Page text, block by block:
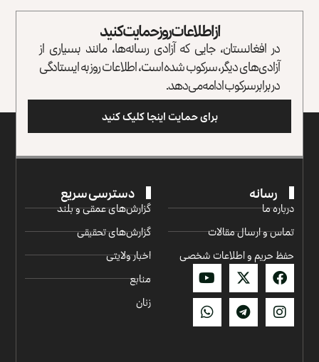
از اطلاعات روز حمایت کنید
در افغانستان، جایی که آزادی رسانه‌ها، مانند بسیاری از
آزادی‌های دیگر، سرکوب شده است، اطلاعات روز به ایستادگی
در برابر سرکوب ادامه می‌دهد.
برای حمایت اینجا کلیک کنید
رسانه
درباره ما
تماس و ارسال مقالات
حفظ حریم و اطلاعات شخصی
دسترسی سریع
گزارش‌‌های عمقی و بلند
گزارش‌های تحقیقی
اخبار ولایتی
منابع
زنان